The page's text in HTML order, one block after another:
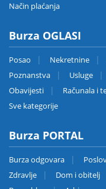
Način plaćanja
Burza OGLASI
Posao Nekretnine
Poznanstva
Usluge
Obavijesti
Računala i
Sve kategorije
Burza PORTAL
Burza odgovara
Zdravlje
Dom i obitelj